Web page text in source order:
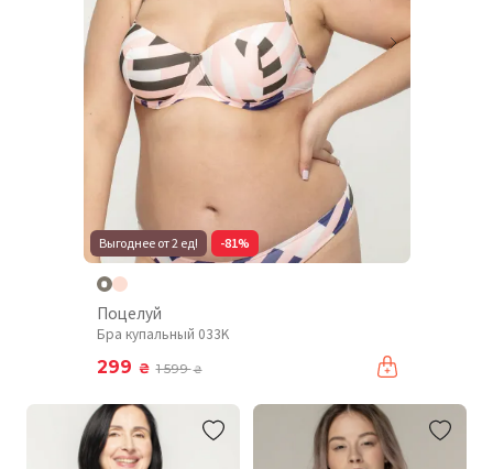
Выгоднее от 2 ед! -81%
Поцелуй
Бра купальный 033K
299 ₴ 1 599₴